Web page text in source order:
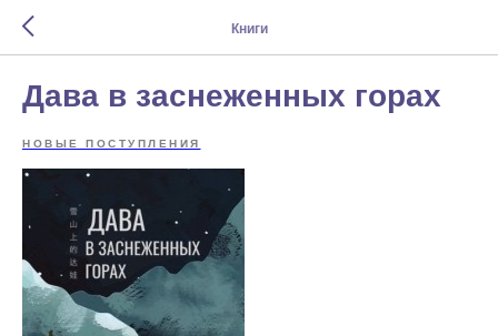
Книги
Дава в заснеженных горах
НОВЫЕ ПОСТУПЛЕНИЯ